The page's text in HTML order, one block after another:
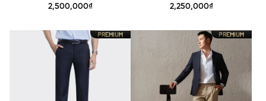
Business Wool lông cừu
2,500,000₫
Business Wool lông cừu
2,250,000₫